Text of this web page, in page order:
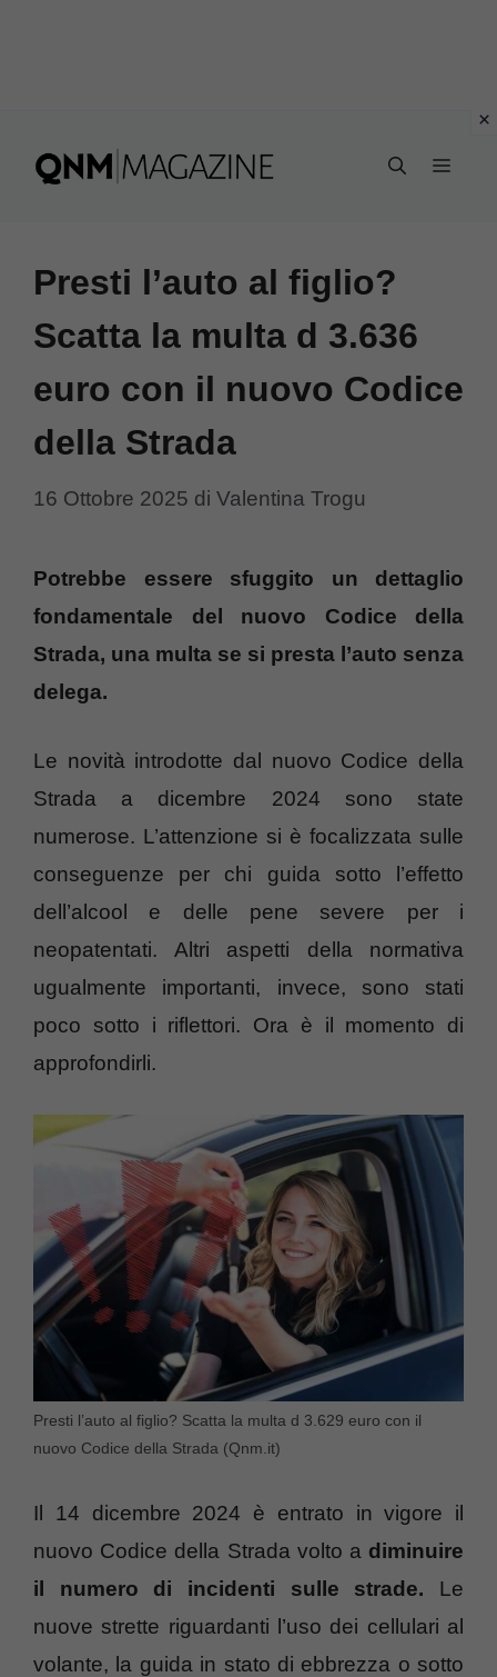
Presti l’auto al figlio?
Scatta la multa d 3.636
euro con il nuovo Codice
della Strada
16 Ottobre 2025 di Valentina Trogu
Potrebbe essere sfuggito un dettaglio
fondamentale del nuovo Codice della
Strada, una multa se si presta l’auto senza
delega.
Le novità introdotte dal nuovo Codice della
Strada a dicembre 2024 sono state
numerose. L’attenzione si è focalizzata sulle
conseguenze per chi guida sotto l’effetto
dell’alcool e delle pene severe per i
neopatentati. Altri aspetti della normativa
ugualmente importanti, invece, sono stati
poco sotto i riflettori. Ora è il momento di
approfondirli.
Presti l’auto al figlio? Scatta la multa d 3.629 euro con il
nuovo Codice della Strada (Qnm.it)
Il 14 dicembre 2024 è entrato in vigore il
nuovo Codice della Strada volto a diminuire
il numero di incidenti sulle strade. Le
nuove strette riguardanti l’uso dei cellulari al
volante, la guida in stato di ebbrezza o sotto